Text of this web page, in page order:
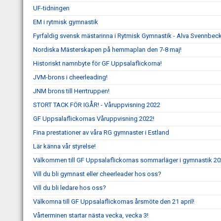
UF-tidningen
EM i rytmisk gymnastik
Fyrfaldig svensk mästarinna i Rytmisk Gymnastik - Alva
Nordiska Mästerskapen på hemmaplan den 7-8 maj!
Historiskt namnbyte för GF Uppsalaflickorna!
JVM-brons i cheerleading!
JNM brons till Herrtruppen!
STORT TACK FÖR IGÅR! - Våruppvisning 2022
GF Uppsalaflickornas Våruppvisning 2022!
Fina prestationer av våra RG gymnaster i Estland
Lär känna vår styrelse!
Välkommen till GF Uppsalaflickornas sommarläger i gymnastik
Vill du bli gymnast eller cheerleader hos oss?
Vill du bli ledare hos oss?
Välkomna till GF Uppsalaflickornas årsmöte den 21 april!
Vårterminen startar nästa vecka, vecka 3!